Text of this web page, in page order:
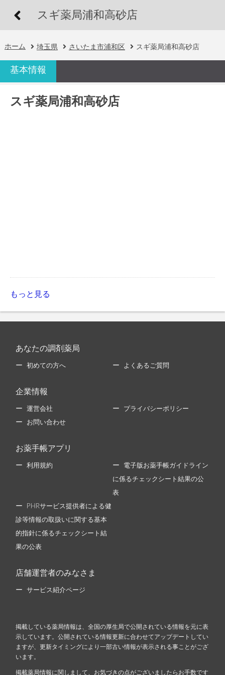
スギ薬局浦和高砂店
ホーム 埼玉県 さいたま市浦和区 スギ薬局浦和高砂店
基本情報
スギ薬局浦和高砂店
もっと見る
あなたの調剤薬局
初めての方へ よくあるご質問
企業情報
運営会社 プライバシーポリシー
お問い合わせ
お薬手帳アプリ
利用規約 電子版お薬手帳ガイドライン
に係るチェックシート結果の公
表
PHRサービス提供者による健
診等情報の取扱いに関する基本
的指針に係るチェックシート結
果の公表
店舗運営者のみなさま
サービス紹介ページ
掲載している薬局情報は、全国の厚生局で公開されている情報を元に表
示しています。公開されている情報更新に合わせてアップデートしてい
ますが、更新タイミングにより一部古い情報が表示される事ことがござ
います。
掲載薬局情報に関しまして、お気づきの点がございましたらお手数です